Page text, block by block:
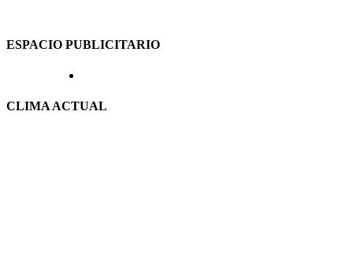
ESPACIO PUBLICITARIO
CLIMA ACTUAL